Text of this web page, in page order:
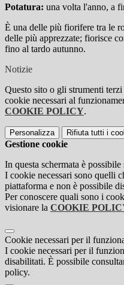
Potatura: una volta l'anno, a
È una delle più fiorifere tra le
delle più apprezzate; fiorisce
fino al tardo autunno.
Notizie
Questo sito o gli strumenti
cookie necessari al
COOKIE POLICY.
Personalizza Rifiuta tutti i
Gestione cookie
In questa schermata è
I cookie necessari sono quelli
piattaforma e non è possibile
Per conoscere quali sono i
visionare la COOKIE
Cookie necessari per il
I cookie necessari per il
disabilitati. È possibile
policy.